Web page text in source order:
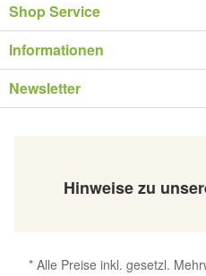
Shop Service
Informationen
Newsletter
Hinweise zu
* Alle Preise inkl. gesetzl.